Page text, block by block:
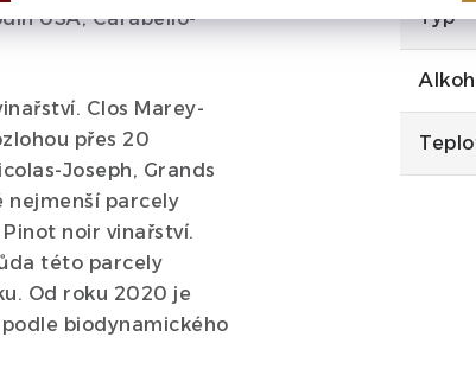
USA, Carabello-
Clos Marey-
přes 20
Joseph, Grands
nejmenší parcely
noir vinařství.
této parcely
Od roku 2020 je
biodynamického
Typ